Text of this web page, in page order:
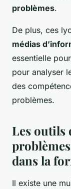
problèmes.
De plus, ces
médias
essentielle
pour analyser
des
problèmes.
Les outils
dans la
Il existe une